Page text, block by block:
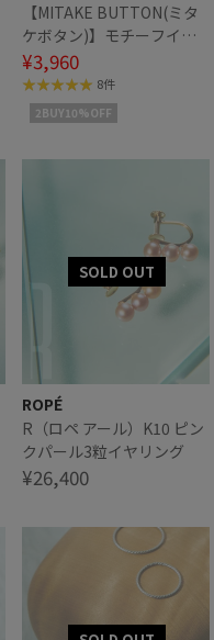
【MITAKE BUTTON(ミタ
ケボタン)】モチーフイヤ
リング
¥3,960
8件
2BUY10%OFF
ROPÉ
R（ロペ アール）K10 ピン
クパール3粒イヤリング
¥26,400